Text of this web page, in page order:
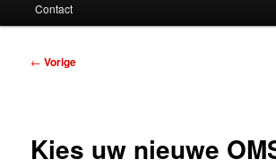
Contact
Bericht
← Vorige
Kies uw nieuwe